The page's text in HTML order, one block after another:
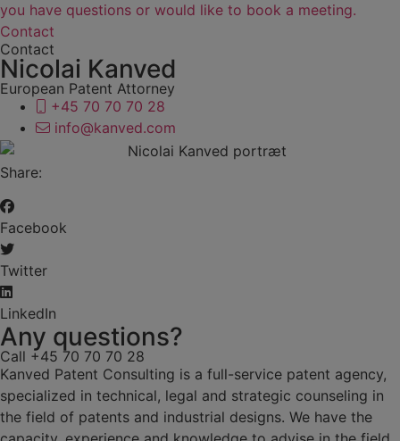
you have questions or would like to book a meeting.
Contact
Contact
Nicolai Kanved
European Patent Attorney
+45 70 70 70 28
info@kanved.com
Share:
Facebook
Twitter
LinkedIn
Any questions?
Call +45 70 70 70 28
Kanved Patent Consulting is a full-service patent agency,
specialized in technical, legal and strategic counseling in
the field of patents and industrial designs. We have the